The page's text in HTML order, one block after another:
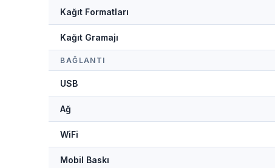
Kağıt Formatları
Kağıt Gramajı
BAĞLANTI
USB
Ağ
WiFi
Mobil Baskı